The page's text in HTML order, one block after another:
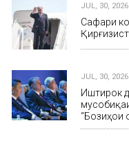
JUL, 30, 2026
Сафари
JUL, 30, 2026
Иштирок
“Бозиҳои